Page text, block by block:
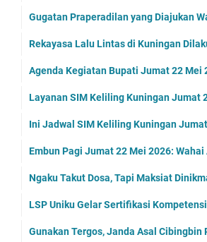
Gugatan Praperadilan yang Diajukan
Rekayasa Lalu Lintas di Kuningan
Agenda Kegiatan Bupati Jumat 22 Mei
Layanan SIM Keliling Kuningan Jumat
Ini Jadwal SIM Keliling Kuningan
Embun Pagi Jumat 22 Mei 2026: Wahai
Ngaku Takut Dosa, Tapi Maksiat
LSP Uniku Gelar Sertifikasi
Gunakan Tergos, Janda Asal Cibingbin